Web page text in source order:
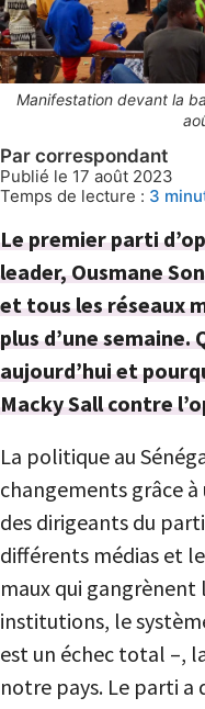
Manifestation devant la
Par correspondant
Publié le 17 août 2023
Temps de lecture : 3
Le premier parti
leader, Ousmane
et tous les réseaux
plus d’une
aujourd’hui et
Macky Sall contre
La politique au
changements grâce
des dirigeants du
différents médias et
maux qui gangrènent
institutions, le
est un échec total –,
notre pays. Le parti